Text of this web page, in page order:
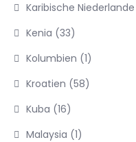
Karibische Niederlande
Kenia (33)
Kolumbien (1)
Kroatien (58)
Kuba (16)
Malaysia (1)